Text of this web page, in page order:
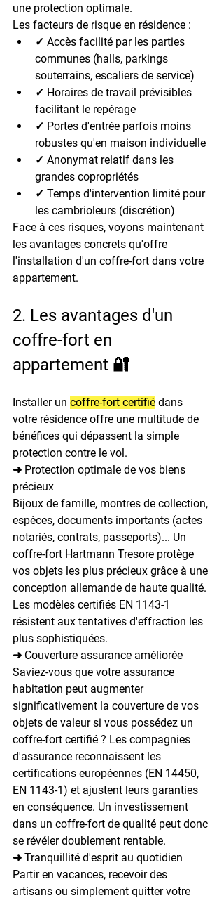
une protection optimale.
Les facteurs de risque en résidence :
✓ Accès facilité par les parties
communes (halls, parkings
souterrains, escaliers de service)
✓ Horaires de travail prévisibles
facilitant le repérage
✓ Portes d'entrée parfois moins
robustes qu'en maison individuelle
✓ Anonymat relatif dans les
grandes copropriétés
✓ Temps d'intervention limité pour
les cambrioleurs (discrétion)
Face à ces risques, voyons maintenant
les avantages concrets qu'offre
l'installation d'un coffre-fort dans votre
appartement.
2. Les avantages d'un
coffre-fort en
appartement 🔐
Installer un coffre-fort certifié dans
votre résidence offre une multitude de
bénéfices qui dépassent la simple
protection contre le vol.
➜ Protection optimale de vos biens
précieux
Bijoux de famille, montres de collection,
espèces, documents importants (actes
notariés, contrats, passeports)... Un
coffre-fort Hartmann Tresore protège
vos objets les plus précieux grâce à une
conception allemande de haute qualité.
Les modèles certifiés EN 1143-1
résistent aux tentatives d'effraction les
plus sophistiquées.
➜ Couverture assurance améliorée
Saviez-vous que votre assurance
habitation peut augmenter
significativement la couverture de vos
objets de valeur si vous possédez un
coffre-fort certifié ? Les compagnies
d'assurance reconnaissent les
certifications européennes (EN 14450,
EN 1143-1) et ajustent leurs garanties
en conséquence. Un investissement
dans un coffre-fort de qualité peut donc
se révéler doublement rentable.
➜ Tranquillité d'esprit au quotidien
Partir en vacances, recevoir des
artisans ou simplement quitter votre